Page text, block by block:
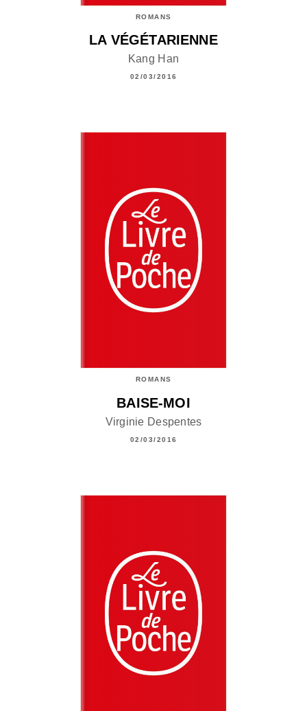
ROMANS
LA VÉGÉTARIENNE
Kang Han
02/03/2016
ROMANS
BAISE-MOI
Virginie Despentes
02/03/2016